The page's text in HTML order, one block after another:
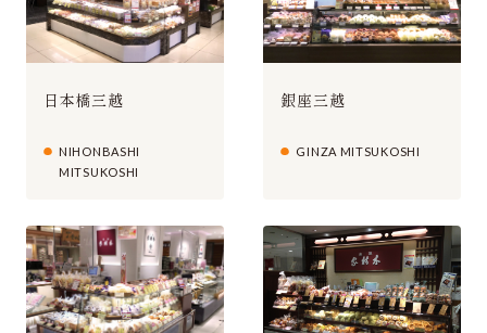
日本橋三越
NIHONBASHI
MITSUKOSHI
銀座三越
GINZA MITSUKOSHI